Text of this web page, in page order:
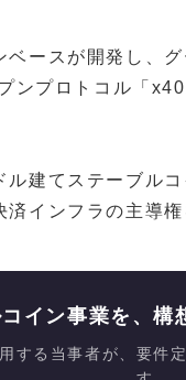
ベースが開発し、
ンプロトコル「
ル建てステーブル
インフラの主導
イン事業を、構
する当事者が、要件